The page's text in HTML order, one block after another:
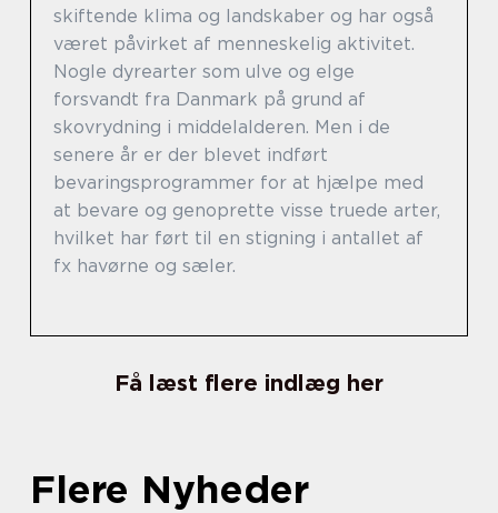
skiftende klima og landskaber og har også
været påvirket af menneskelig aktivitet.
Nogle dyrearter som ulve og elge
forsvandt fra Danmark på grund af
skovrydning i middelalderen. Men i de
senere år er der blevet indført
bevaringsprogrammer for at hjælpe med
at bevare og genoprette visse truede arter,
hvilket har ført til en stigning i antallet af
fx havørne og sæler.
Få læst flere indlæg her
Flere Nyheder